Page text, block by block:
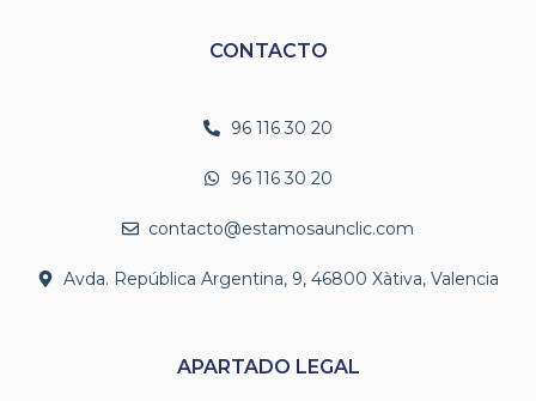
CONTACTO
96 116 30 20
96 116 30 20
contacto@estamosaunclic.com
Avda. República Argentina, 9, 46800 Xàtiva, Valencia
APARTADO LEGAL